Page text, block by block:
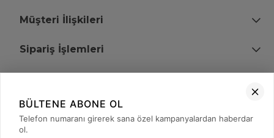
Müşteri İlişkileri
Sipariş İşlemleri
+90 (850) 473 08 08
BÜLTENE ABONE OL
Telefon numaranı girerek sana özel kampanyalardan haberdar
ol.